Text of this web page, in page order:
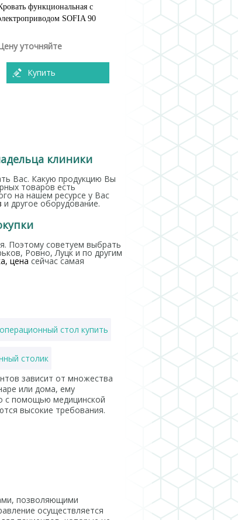
функциональная с
SOFIA 90
уточняйте
Купить
клиники
Вас. Какую продукцию Вы
товаров есть
на нашем ресурсе у Вас
и другое оборудование.
Поэтому советуем выбрать
Ровно, Луцк и по другим
цена сейчас самая
операционный стол купить
столик
зонд желудочный
зависит от множества
или дома, ему
с помощью медицинской
высокие требования.
позволяющими
осуществляется